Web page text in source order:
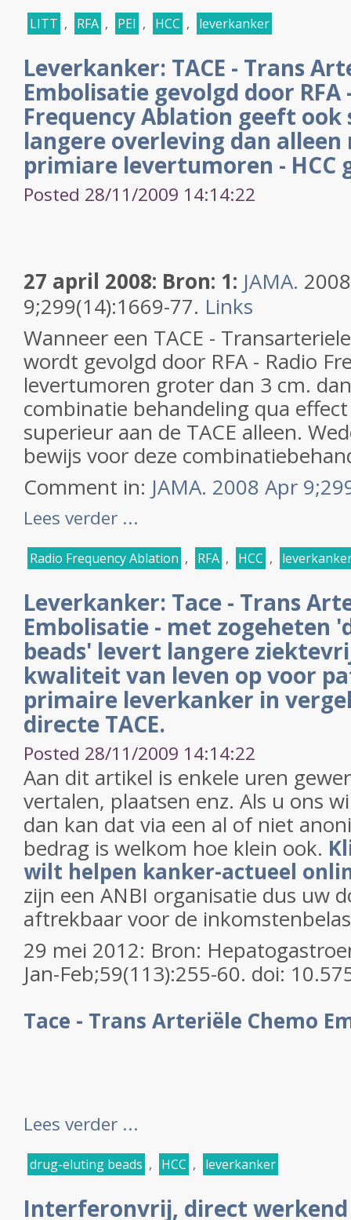
LITT , RFA , PEI , HCC , leverkanker
Leverkanker: TACE - Trans
Embolisatie gevolgd door RFA
Frequency Ablation geeft
langere overleving dan alleen
primiare levertumoren - HCC
Posted 28/11/2009 14:14:22
27 april 2008: Bron: 1: JAMA.
9;299(14):1669-77. Links
Wanneer een TACE -
wordt gevolgd door RFA - Radio
levertumoren groter dan 3 cm.
combinatie behandeling qua
superieur aan de TACE alleen.
bewijs voor deze
Comment in: JAMA. 2008 Apr
Lees verder ...
Radio Frequency Ablation , RFA , HCC ,
Leverkanker: Tace - Trans
Embolisatie - met zogeheten
beads' levert langere
kwaliteit van leven op voor
primaire leverkanker in
directe TACE.
Posted 28/11/2009 14:14:22
Aan dit artikel is enkele uren
vertalen, plaatsen enz. Als u ons
dan kan dat via een al of niet
bedrag is welkom hoe klein ook.
wilt helpen kanker-actueel
zijn een ANBI organisatie dus uw
aftrekbaar voor de
29 mei 2012: Bron:
Jan-Feb;59(113):255-60. doi:
Tace - Trans Arteriële Chemo
Lees verder ...
drug-eluting beads , HCC , leverkanker
Interferonvrij, direct